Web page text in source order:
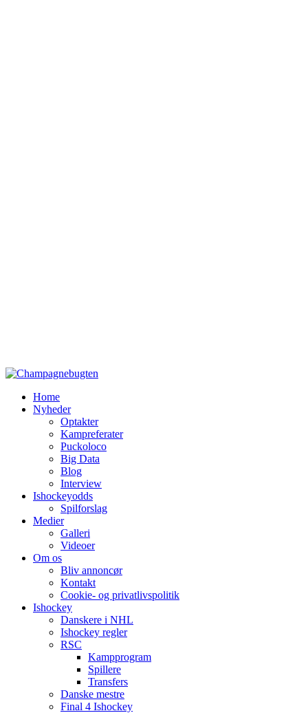
Home
Nyheder
Optakter
Kampreferater
Puckoloco
Big Data
Blog
Interview
Ishockeyodds
Spilforslag
Medier
Galleri
Videoer
Om os
Bliv annoncør
Kontakt
Cookie- og privatlivspolitik
Ishockey
Danskere i NHL
Ishockey regler
RSC
Kampprogram
Spillere
Transfers
Danske mestre
Final 4 Ishockey